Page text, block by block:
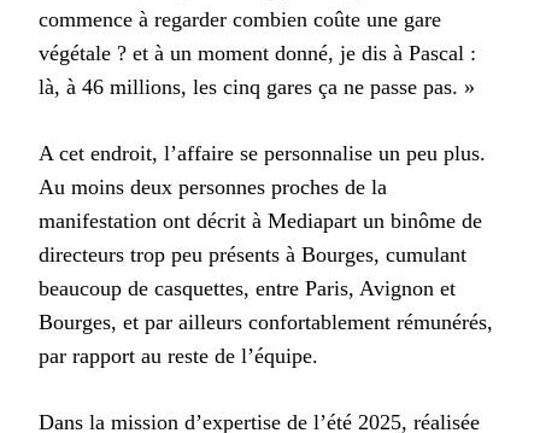
commence à regarder combien coûte une gare
végétale ? et à un moment donné, je dis à Pascal :
là, à 46 millions, les cinq gares ça ne passe pas. »
A cet endroit, l’affaire se personnalise un peu plus.
Au moins deux personnes proches de la
manifestation ont décrit à Mediapart un binôme de
directeurs trop peu présents à Bourges, cumulant
beaucoup de casquettes, entre Paris, Avignon et
Bourges, et par ailleurs confortablement rémunérés,
par rapport au reste de l’équipe.
Dans la mission d’expertise de l’été 2025, réalisée